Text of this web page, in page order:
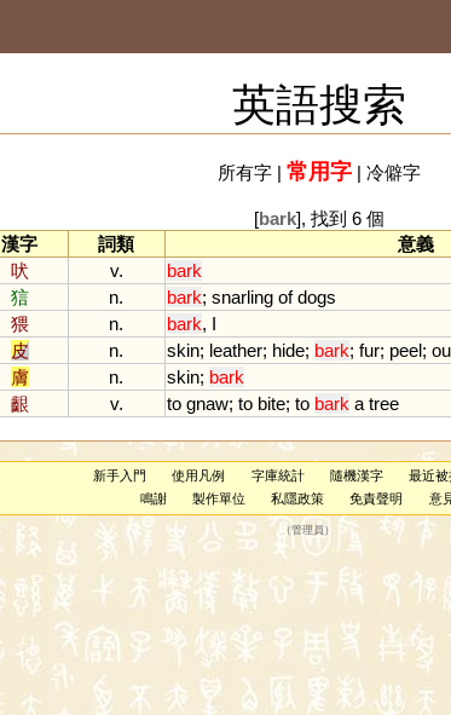
英語搜索
所有字| 常用字| 冷僻字
[bark], 找到 6 個
漢字
詞類
意義
吠
v.
bark
狺
n. bark; snarling of dogs
猥
n. bark, I
皮
n. skin; leather; hide; bark; fur; peel;
膚
n. skin; bark
齦
v. to gnaw; to bite; to bark a tree
新手入門 使用凡例 字庫統計 隨機漢字
最近
鳴謝
製作單位 私隱政策 免責聲明 意
（管理員 ）